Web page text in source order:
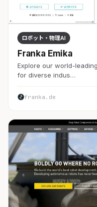
ロボット・物理AI
Franka Emika
Explore our world-
for diverse indus…
franka.de